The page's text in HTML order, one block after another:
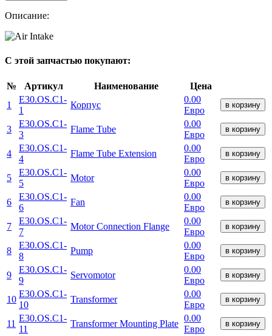
Описание:
С этой запчастью покупают:
№ Артикул Наименование
Цена
1
E30.OS.C1-
1
Корпус
0.00
Евро
в корзину
3
E30.OS.C1-
3
Flame Tube
0.00
Евро
в корзину
4
E30.OS.C1-
4
Flame Tube Extension
0.00
Евро
в корзину
5
E30.OS.C1-
5
Motor
0.00
Евро
в корзину
6
E30.OS.C1-
6
Fan
0.00
Евро
в корзину
7
E30.OS.C1-
7
Motor Connection Flange
0.00
Евро
в корзину
8
E30.OS.C1-
8
Pump
0.00
Евро
в корзину
9
E30.OS.C1-
9
Servomotor
0.00
Евро
в корзину
10
E30.OS.C1-
10
Transformer
0.00
Евро
в корзину
11
E30.OS.C1-
11
Transformer Mounting Plate
0.00
Евро
в корзину